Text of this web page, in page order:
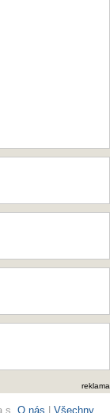
reklama
O nás Všechny